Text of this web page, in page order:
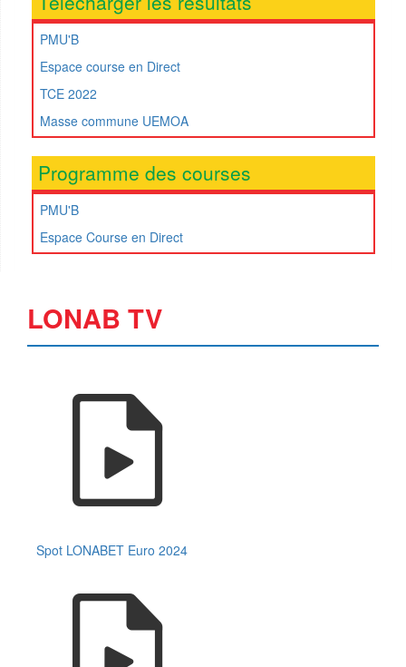
PMU'B
Espace course en Direct
TCE 2022
Masse commune UEMOA
Programme des courses
PMU'B
Espace Course en Direct
LONAB TV
Spot LONABET Euro 2024